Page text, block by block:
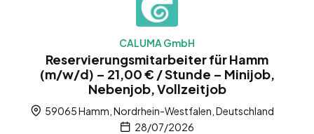
CALUMA GmbH
Reservierungsmitarbeiter für Hamm
(m/w/d) – 21,00 € / Stunde – Minijob,
Nebenjob, Vollzeitjob
59065 Hamm, Nordrhein-Westfalen, Deutschland
28/07/2026